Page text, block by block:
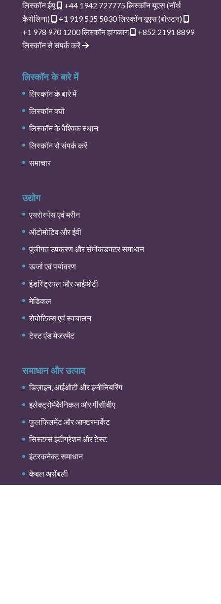
लिस्कॉन ईयू +44 1942 727775लिस्कॉन यूएस (नॉर्थ
कैरोलिना)
+1 919 535 5830लिस्कॉन यूएस (बोस्टन)
+1 978 970 1200लिस्कॉन हांगकांग
+852 2191 8899
लिस्कॉन से संपर्क करें
लिस्कॉन के बारे में
लिस्कॉन के बारे में
लिस्कॉन क्यों
लिस्कॉन के वैश्विक स्थान
लिस्कॉन से संपर्क करें
समाचार
उद्योग
एयरोस्पेस एवं मरीन
ऑटोमोटिव और ईवी
पूंजीगत उपकरण और सेमीकंडक्टर समाधान
ऊर्जा एवं पर्यावरण
इंडस्ट्रियल और आईओटी
मेडिकल
रोबोटिक्स एवं स्वचालन
टेस्ट एंड मेजरमेंट
समाधान और उत्पाद
डिज़ाइन, आईओटी और इंजीनियरिंग
इलेक्ट्रोमैकेनिकल और पीसीबीए
फुलफिलमेंट और आफ्टरमार्केट
सिस्टम्स इंटीग्रेशन और टेस्ट
इंटरकनेक्ट समाधान
केबल असेंबली